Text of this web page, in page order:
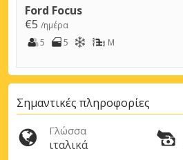
Ford Focus
€5 /ημέρα
5
5 M
Σημαντικές πληροφορίες
Γλώσσα
ιταλικά